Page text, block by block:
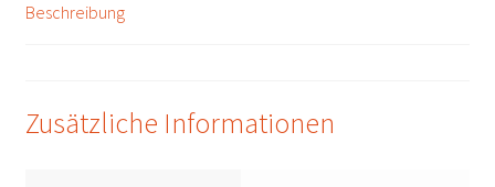
Beschreibung
Zusätzliche Informationen